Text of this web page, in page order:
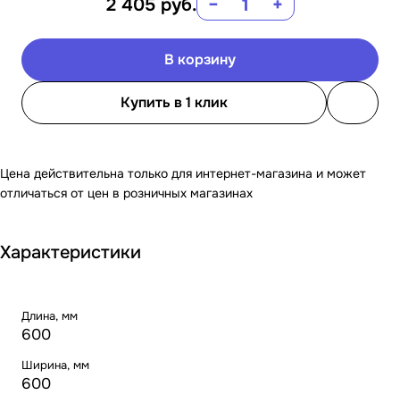
В корзину
Купить в 1 клик
Цена действительна только для интернет-магазина и может
отличаться от цен в розничных магазинах
Характеристики
Длина, мм
600
Ширина, мм
600